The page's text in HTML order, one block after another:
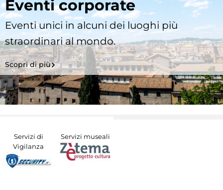
Eventi corporate
Eventi unici in alcuni dei luoghi più
straordinari al mondo.
Scopri di più
Servizi di
Vigilanza
Servizi museali